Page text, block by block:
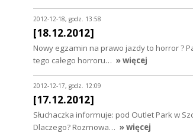
2012-12-18, godz. 13:58
[18.12.2012]
Nowy egzamin na prawo jazdy to horror ?
tego całego horroru… » więcej
2012-12-17, godz. 12:09
[17.12.2012]
Słuchaczka informuje: pod Outlet Park w
Dlaczego? Rozmowa… » więcej